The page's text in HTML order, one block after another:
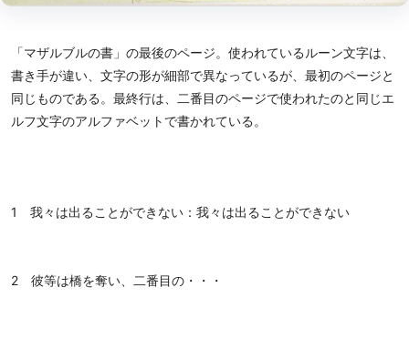
「マザルブルの書」の最後のページ。使われているルーン文字は、
書き手が違い、文字の形が細部で異なっているが、最初のページと
同じものである。最終行は、二番目のページで使われたのと同じエ
ルフ文字のアルファベットで書かれている。
1 我々は出ることができない：我々は出ることができない
2 彼等は橋を奪い、二番目の・・・